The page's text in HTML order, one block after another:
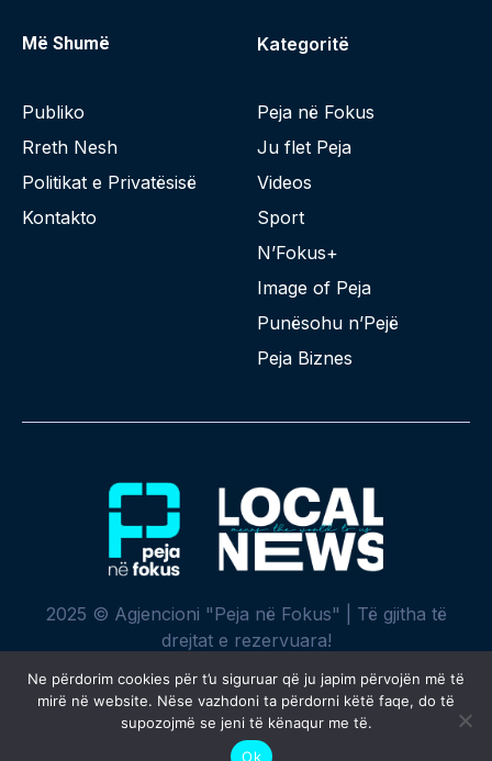
Më Shumë
Publiko
Rreth Nesh
Politikat e Privatësisë
Kontakto
Kategoritë
Peja në Fokus
Ju flet Peja
Videos
Sport
N’Fokus+
Image of Peja
Punësohu n’Pejë
Peja Biznes
2025 © Agjencioni "Peja në Fokus" | Të gjitha të
drejtat e rezervuara!
Krijuar me ♥ nga
Ne përdorim cookies për t’u siguruar që ju japim përvojën më të
mirë në website. Nëse vazhdoni ta përdorni këtë faqe, do të
supozojmë se jeni të kënaqur me të.
Ok